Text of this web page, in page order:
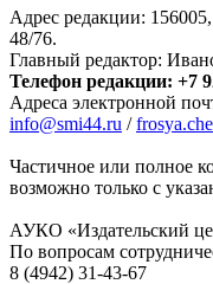
Адрес редакции:
48/76.
Главный редактор:
Телефон редакции: +7
Адреса электронной
info@smi44.ru /
Частичное или полное
возможно только с
АУКО «Издательский
По вопросам
8 (4942) 31-43-67